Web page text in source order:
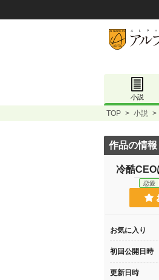
小説
TOP > 小説 >
作品の情報
冷酷CEO
恋愛
お気に入り
初回公開日時
更新日時